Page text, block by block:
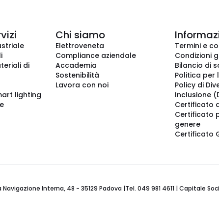
di
lighting
Chi siamo
Elettroveneta
Compliance aziendale
Accademia
Sostenibilità
Lavora con noi
Termini e
Condizioni
Bilancio di
Politica per
Policy di
Inclusione
Certificato
Certificato
genere
Certificato
Interna, 48 - 35129 Padova |Tel. 049 981 4611 | Capitale